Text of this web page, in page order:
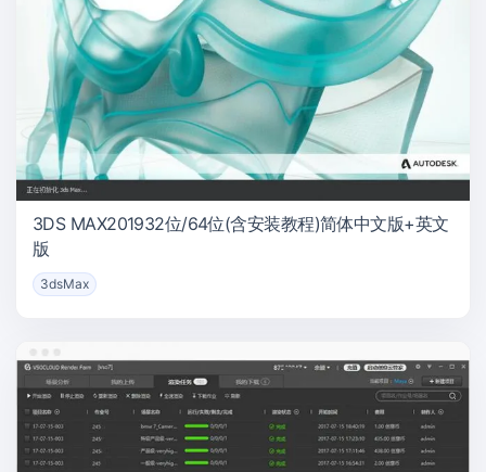
3DS MAX201932位/64位(含安装教程)简体中文版+英文
版
3dsMax